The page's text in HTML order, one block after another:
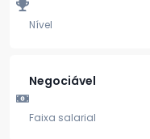
Nível
Negociável
Faixa salarial